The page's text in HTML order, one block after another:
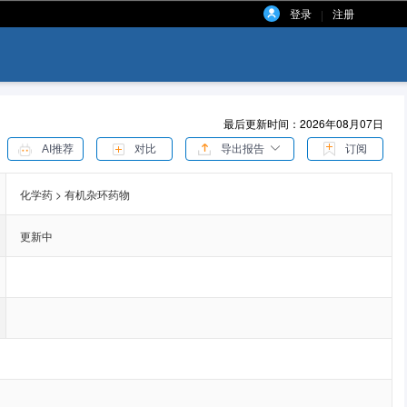
登录 | 注册
最后更新时间：2026年08月07日
AI推荐 对比 导出报告 订阅
化学药 > 有机杂环药物
更新中